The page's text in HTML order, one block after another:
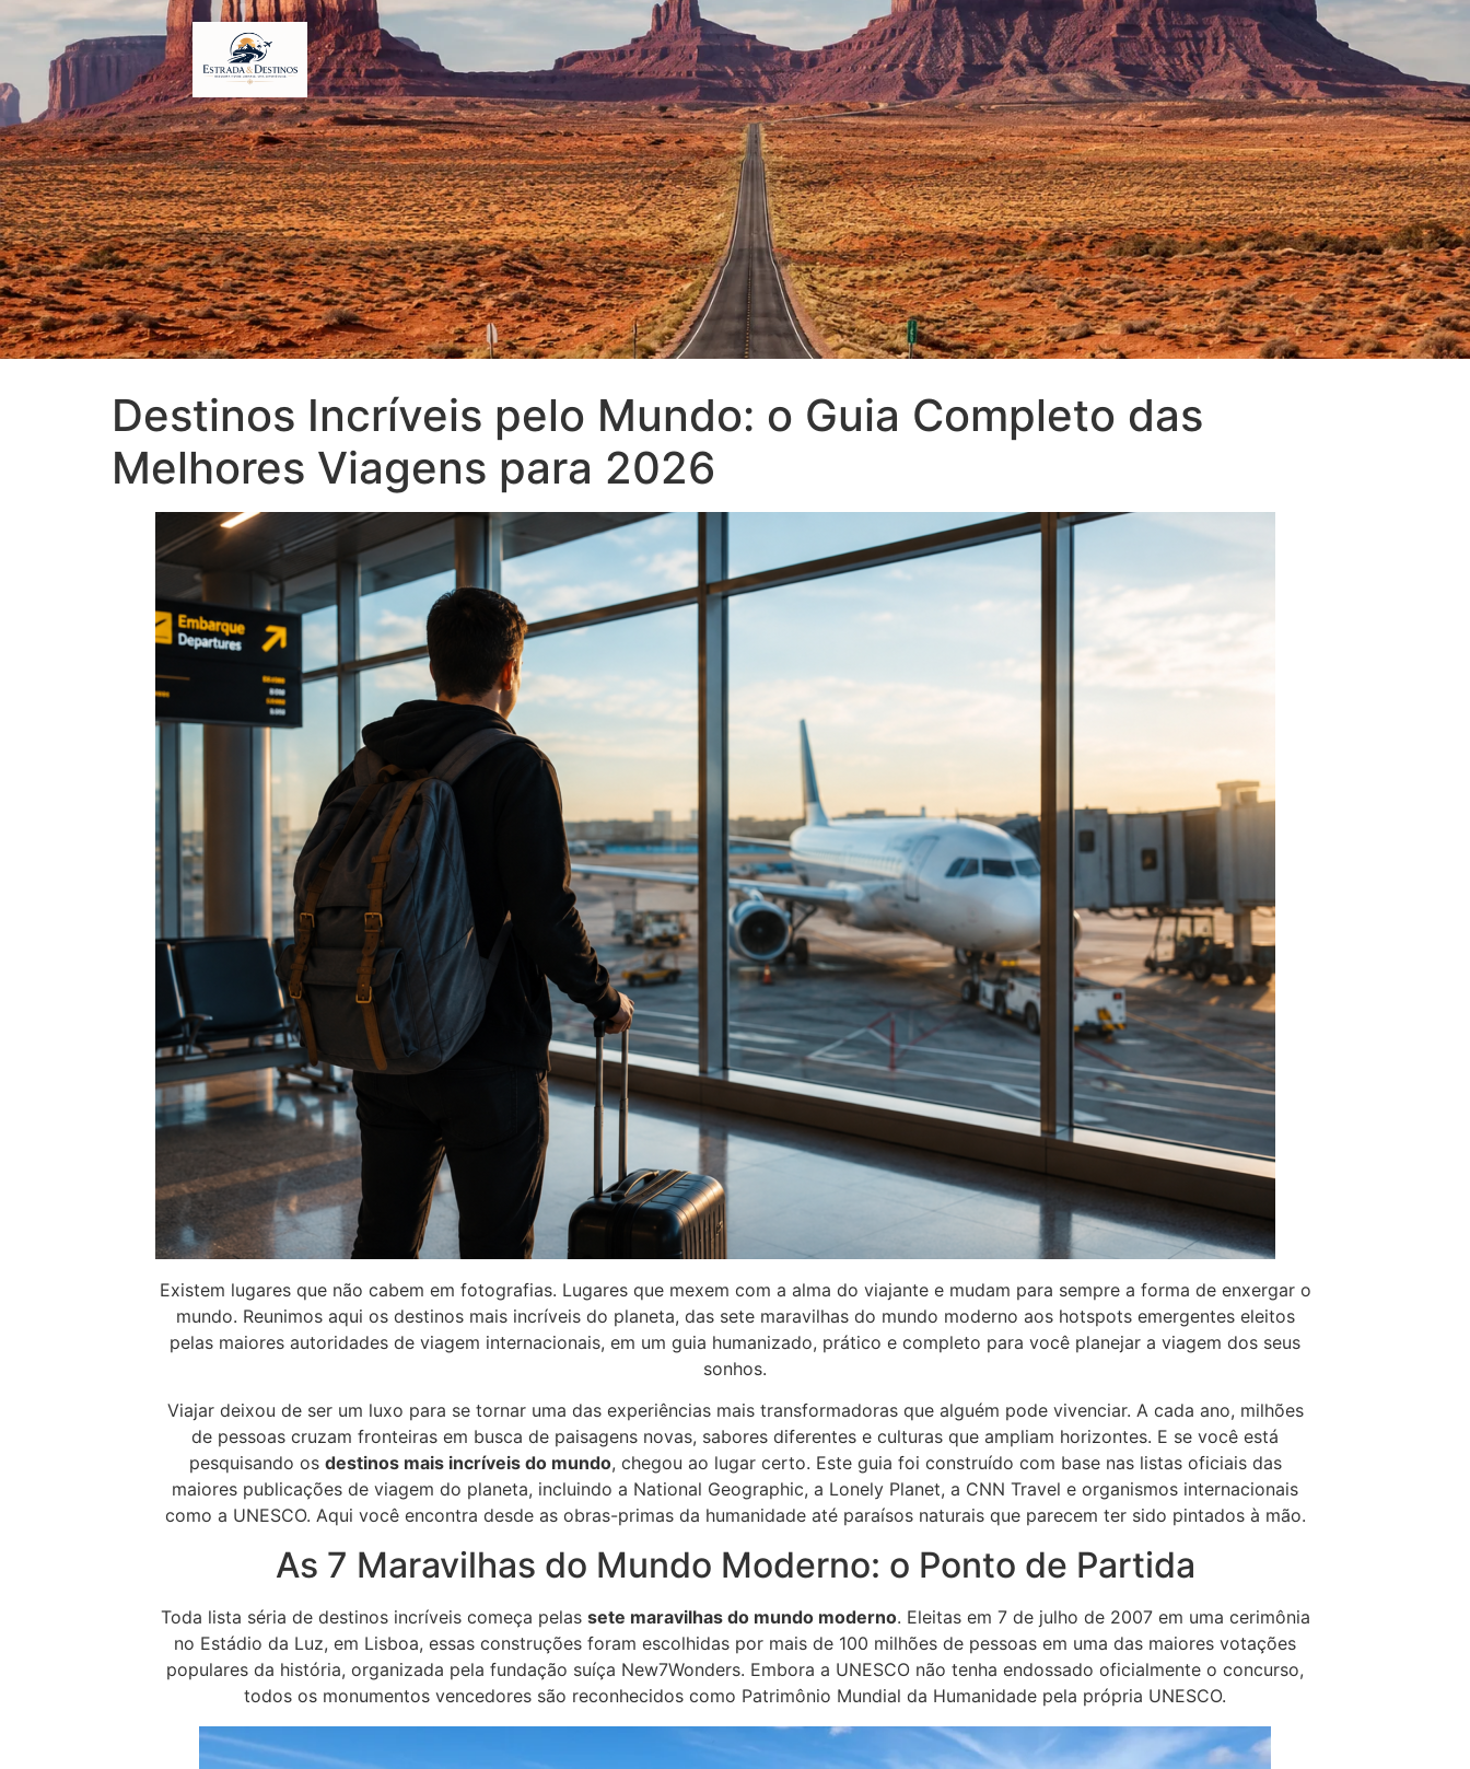
Destinos Incríveis pelo Mundo: o Guia Completo das
Melhores Viagens para 2026
Existem lugares que não cabem em fotografias. Lugares que mexem com a alma do viajante e mudam para sempre a forma de enxergar o
mundo. Reunimos aqui os destinos mais incríveis do planeta, das sete maravilhas do mundo moderno aos hotspots emergentes eleitos
pelas maiores autoridades de viagem internacionais, em um guia humanizado, prático e completo para você planejar a viagem dos seus
sonhos.
Viajar deixou de ser um luxo para se tornar uma das experiências mais transformadoras que alguém pode vivenciar. A cada ano, milhões
de pessoas cruzam fronteiras em busca de paisagens novas, sabores diferentes e culturas que ampliam horizontes. E se você está
pesquisando os destinos mais incríveis do mundo, chegou ao lugar certo. Este guia foi construído com base nas listas oficiais das
maiores publicações de viagem do planeta, incluindo a National Geographic, a Lonely Planet, a CNN Travel e organismos internacionais
como a UNESCO. Aqui você encontra desde as obras-primas da humanidade até paraísos naturais que parecem ter sido pintados à mão.
As 7 Maravilhas do Mundo Moderno: o Ponto de Partida
Toda lista séria de destinos incríveis começa pelas sete maravilhas do mundo moderno. Eleitas em 7 de julho de 2007 em uma cerimônia
no Estádio da Luz, em Lisboa, essas construções foram escolhidas por mais de 100 milhões de pessoas em uma das maiores votações
populares da história, organizada pela fundação suíça New7Wonders. Embora a UNESCO não tenha endossado oficialmente o concurso,
todos os monumentos vencedores são reconhecidos como Patrimônio Mundial da Humanidade pela própria UNESCO.